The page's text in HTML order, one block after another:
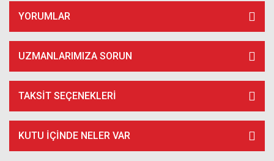
YORUMLAR
UZMANLARIMIZA SORUN
TAKSIT SEÇENEKLERI
KUTU İÇİNDE NELER VAR